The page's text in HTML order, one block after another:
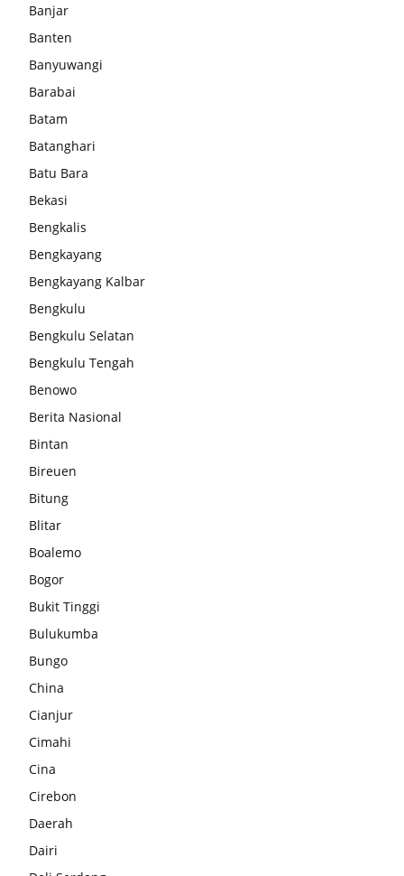
Banjar
Banten
Banyuwangi
Barabai
Batam
Batanghari
Batu Bara
Bekasi
Bengkalis
Bengkayang
Bengkayang Kalbar
Bengkulu
Bengkulu Selatan
Bengkulu Tengah
Benowo
Berita Nasional
Bintan
Bireuen
Bitung
Blitar
Boalemo
Bogor
Bukit Tinggi
Bulukumba
Bungo
China
Cianjur
Cimahi
Cina
Cirebon
Daerah
Dairi